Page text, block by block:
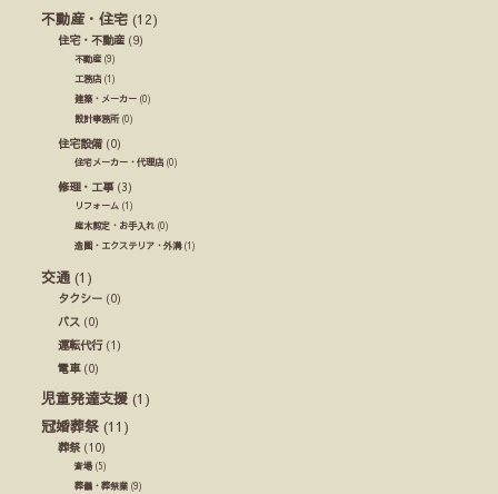
不動産・住宅 (12)
住宅・不動産 (9)
不動産 (9)
工務店 (1)
建築・メーカー (0)
設計事務所(0)
住宅設備(0)
住宅メーカー・代理店 (0)
修理・工事(3)
リフォーム (1)
庭木剪定・お手入れ (0)
造園・エクステリア・外溝(1)
交通 (1)
タクシー (0)
バス (0)
運転代行(1)
電車(0)
児童発達支援 (1)
冠婚葬祭 (11)
葬祭(10)
斎場(5)
葬儀・葬祭業 (9)